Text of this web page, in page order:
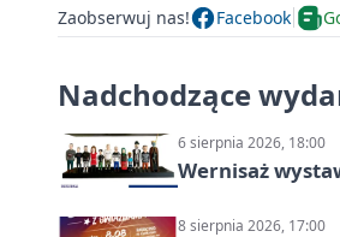
Zaobserwuj nas! Facebook
Nadchodzące
6 sierpnia 2026, 18:00
Wernisaż
8 sierpnia 2026, 17:00